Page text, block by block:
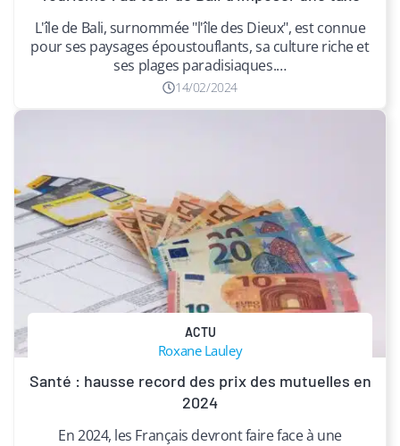
L'île de Bali, surnommée "l'île des Dieux", est connue
pour ses paysages époustouflants, sa culture riche et
ses plages paradisiaques.…
14/02/2024
ACTU
Roxane Lauley
Santé : hausse record des prix des mutuelles en
2024
En 2024, les Français devront faire face à une